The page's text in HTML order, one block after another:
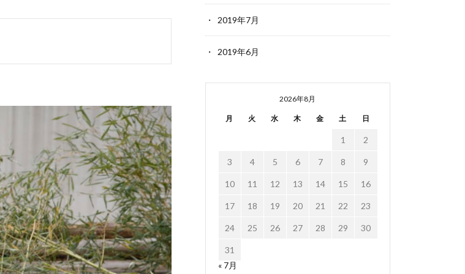
2019年7月
2019年6月
2026年8月
月 火 水 木 金 土 日
1 2
3 4 5 6 7 8 9
10 11 12 13 14 15 16
17 18 19 20 21 22 23
24 25 26 27 28 29 30
31
« 7月